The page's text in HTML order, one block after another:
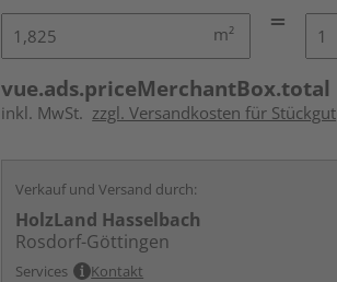
m²
vue.ads.priceMerchantBox.total
inkl. MwSt. zzgl. Versandkosten für Stückgut
Verkauf und Versand durch:
HolzLand Hasselbach
Rosdorf-Göttingen
Services Kontakt